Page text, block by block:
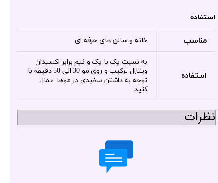
استفاده
مناسب خانه و سالن های حرفه ای
استفاده
به نسبت یک با یک و نیم برابر اکسیدان
ویتااِل ترکیب و روی مو 30 الی 50 دقیقه با
توجه به داشتن سفیدی در موها اعمال
کنید
نظرات